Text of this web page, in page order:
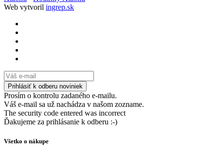
Web vytvoril ingrep.sk
Prosím o kontrolu zadaného e-mailu.
Váš e-mail sa už nachádza v našom zozname.
The security code entered was incorrect
Ďakujeme za prihlásanie k odberu :-)
Všetko o nákupe